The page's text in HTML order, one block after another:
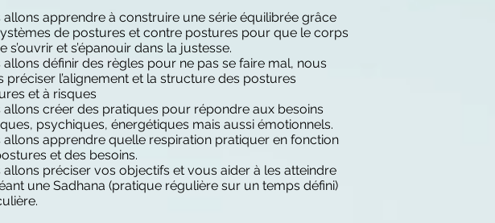
allons apprendre à construire une série équilibrée grâce
de postures et contre postures pour que le corps
s’ouvrir et s’épanouir dans la justesse.
allons définir des règles pour ne pas se faire mal, nous
préciser l’alignement et la structure des postures
et à risques
allons créer des pratiques pour répondre aux besoins
psychiques, énergétiques mais aussi émotionnels.
allons apprendre quelle respiration pratiquer en fonction
et des besoins.
allons préciser vos objectifs et vous aider à les atteindre
une Sadhana (pratique régulière sur un temps défini)